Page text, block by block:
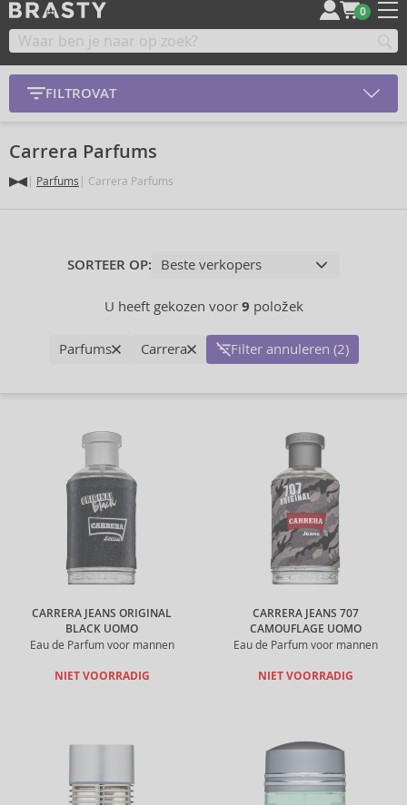
0
FILTROVAT
Carrera Parfums
Parfums Carrera Parfums
SORTEER OP:
U heeft gekozen voor 9 položek
Parfums Carrera Filter annuleren (2)
CARRERA JEANS ORIGINAL
BLACK UOMO
Eau de Parfum voor mannen
NIET VOORRADIG
CARRERA JEANS 707
CAMOUFLAGE UOMO
Eau de Parfum voor mannen
NIET VOORRADIG